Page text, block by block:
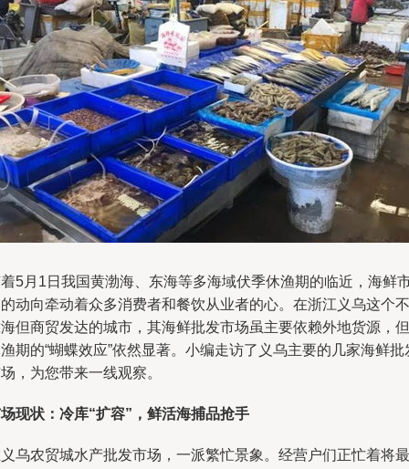
5月1日我国黄渤海、东海等多海域伏季休渔期的临近，海鲜
动向牵动着众多消费者和餐饮从业者的心。在浙江义乌这个不
但商贸发达的城市，其海鲜批发市场虽主要依赖外地货源，但
期的“蝴蝶效应”依然显著。小编走访了义乌主要的几家海鲜批
，为您带来一线观察。
现状：冷库“扩容”，鲜活海捕品抢手
乌农贸城水产批发市场，一派繁忙景象。经营户们正忙着将最